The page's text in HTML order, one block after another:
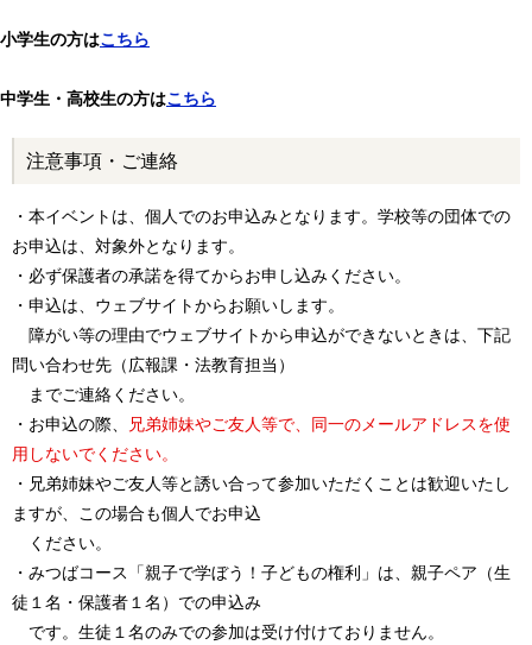
小学生の方はこちら
中学生・高校生の方はこちら
注意事項・ご連絡
・本イベントは、個人でのお申込みとなります。学校等の団体での
お申込は、対象外となります。
・必ず保護者の承諾を得てからお申し込みください。
・申込は、ウェブサイトからお願いします。
障がい等の理由でウェブサイトから申込ができないときは、下記
問い合わせ先（広報課・法教育担当）
までご連絡ください。
・お申込の際、
兄弟姉妹やご友人等で、同一のメールアドレスを使
用しないでください。
・兄弟姉妹やご友人等と誘い合って参加いただくことは歓迎いたし
ますが、この場合も個人でお申込
ください。
・みつばコース「親子で学ぼう！子どもの権利」は、親子ペア（生
徒１名・保護者１名）での申込み
です。生徒１名のみでの参加は受け付けておりません。